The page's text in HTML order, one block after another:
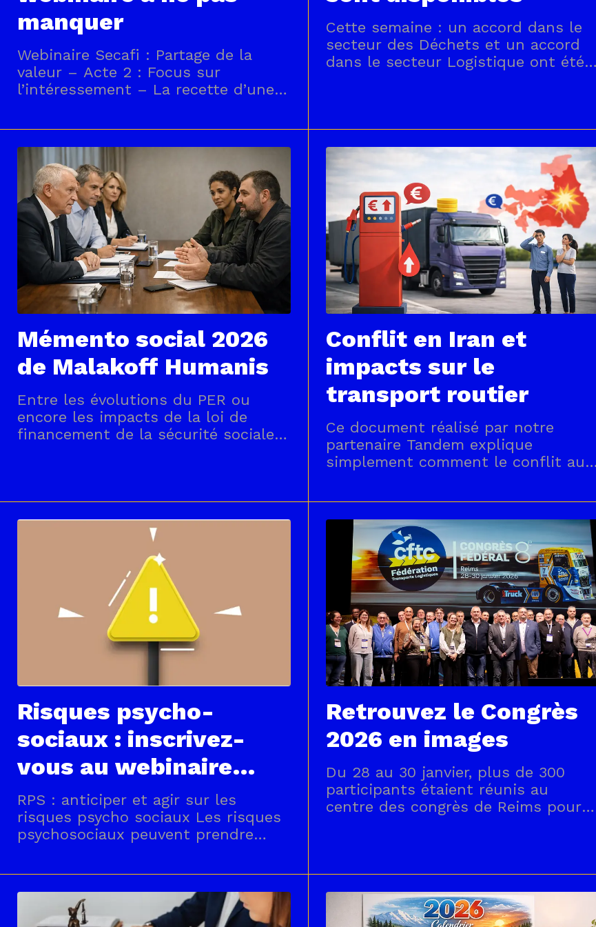
manquer
Webinaire Secafi : Partage de la
valeur – Acte 2 : Focus sur
l’intéressement – La recette d’une
l’intéressement pour associer les
salariés aux résultats et aux
performances, tout en bénéficiant
d’un cadre social et
Cette semaine : un accord dans le
secteur des Déchets et un accord
dans le secteur Logistique ont été
https://www.cftc-
transports.com/category/accords/,
dans l’espace réservé aux adhérents.
Mémento social 2026
de Malakoff Humanis
Entre les évolutions du PER ou
encore les impacts de la loi de
financement de la sécurité sociale
2026 comme un outil de décodage
:un document synthétique qui
rassemble les données clés de la
protection sociale
Conflit en Iran et
impacts sur le
transport routier
Ce document réalisé par notre
partenaire Tandem explique
simplement comment le conflit au
de transport routier. Le document
montre aussi que, même si les
transporteurs peuvent
théoriquement répercut
Risques psycho-
sociaux : inscrivez-
vous au webinaire
Secafi
RPS : anticiper et agir sur les
risques psycho sociaux Les risques
psychosociaux peuvent prendre
Les signaux d’alerte se multiplient
et appellent des réponses
Retrouvez le Congrès
2026 en images
Du 28 au 30 janvier, plus de 300
participants étaient réunis au
centre des congrès de Reims pour
images.‹› (function(){ function
initCarousel(id){ var root =
document.getElementById(id); if(!